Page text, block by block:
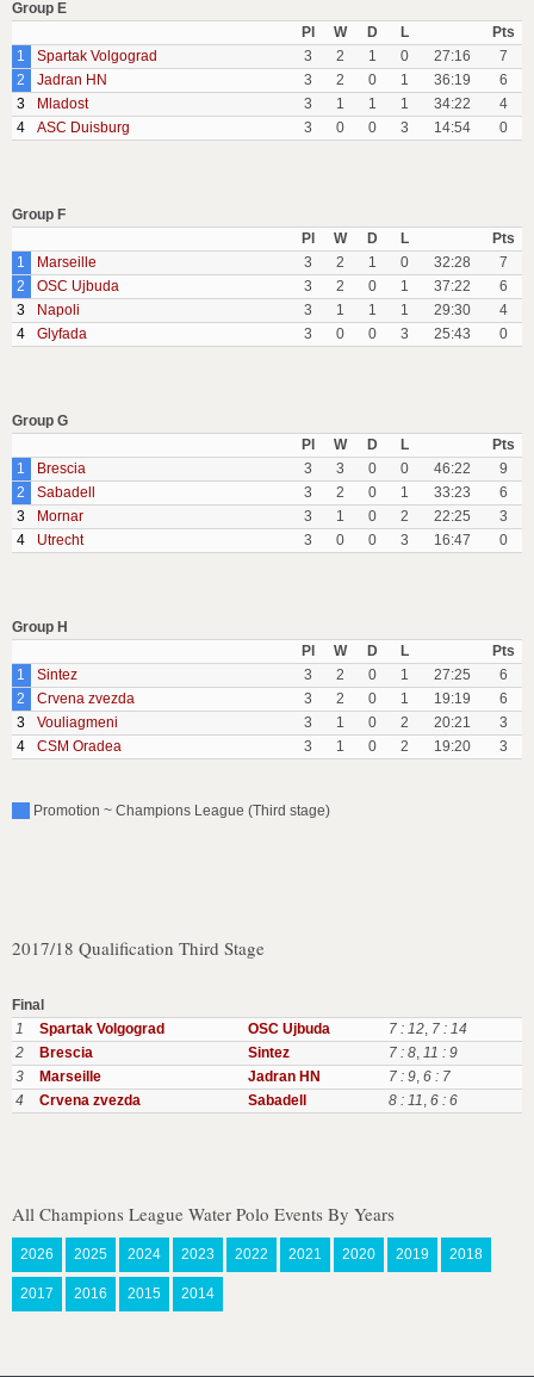
Group E
Pl
W D L
Pts
1
Spartak Volgograd 3 2 1 0 27:16
7
2
Jadran HN 3 2 0 1 36:19
6
3
Mladost 3 1 1 1 34:22
4
4
ASC Duisburg 3 0 0 3 14:54 0
Group F
Pl
W D L
Pts
1
Marseille 3 2 1 0 32:28
7
2
OSC Ujbuda 3 2 0 1 37:22
6
3
Napoli 3 1 1 1 29:30
4
4
Glyfada 3 0 0 3 25:43 0
Group G
Pl
W D L
Pts
1
Brescia 3 3 0 0 46:22
9
2
Sabadell 3 2 0 1 33:23
6
3
Mornar 3 1 0 2 22:25
3
4
Utrecht 3 0 0 3 16:47 0
Group H
Pl
W D L
Pts
1
Sintez 3 2 0 1 27:25
6
2
Crvena zvezda 3 2 0 1 19:19
6
3
Vouliagmeni 3 1 0 2 20:21
3
4
CSM Oradea 3 1 0 2 19:20 3
Promotion ~ Champions League (Third stage)
2017/18 Qualification Third Stage
Final
1
Spartak Volgograd OSC Ujbuda 7 : 12, 7 : 14
2
Brescia Sintez 7 : 8, 11 : 9
3
Marseille Jadran HN 7 : 9, 6 : 7
4
Crvena zvezda Sabadell 8 : 11, 6 : 6
All Champions League Water Polo Events By Years
2026 2025 2024 2023 2022 2021 2020 2019 2018
2017 2016 2015 2014